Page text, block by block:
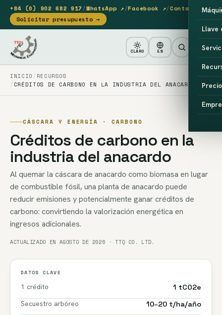
+84 (0) 902 682 917/WhatsApp ↗/Facebook ↗/Contacto
Solicitar presupuesto →
Llave
CLARO ES
INICIO
RECURSOS
CRÉDITOS DE CARBONO EN LA INDUSTRIA DEL ANACARDO
CÁSCARA Y ENERGÍA · CARBONO
Créditos de carbono en la
industria del anacardo
Al quemar la cáscara de anacardo como biomasa en lugar
de combustible fósil, una planta de anacardo puede
reducir emisiones y potencialmente ganar créditos de
carbono: convirtiendo la valorización energética en
ingresos adicionales.
ACTUALIZADO EN AGOSTO DE 2026 · TTQ CO. LTD.
DATOS CLAVE
1 crédito
1 tCO2e
Secuestro arbóreo
10–20 t/ha/año